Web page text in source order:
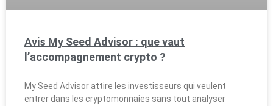
Avis My Seed Advisor : que vaut
l’accompagnement crypto ?
My Seed Advisor attire les investisseurs qui veulent
entrer dans les cryptomonnaies sans tout analyser